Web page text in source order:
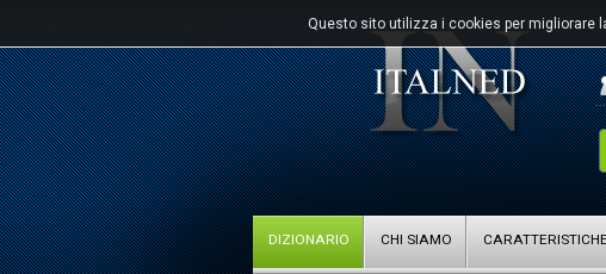
Questo sito utilizza i cookies per migliorare
DIZIONARIO CHI SIAMO